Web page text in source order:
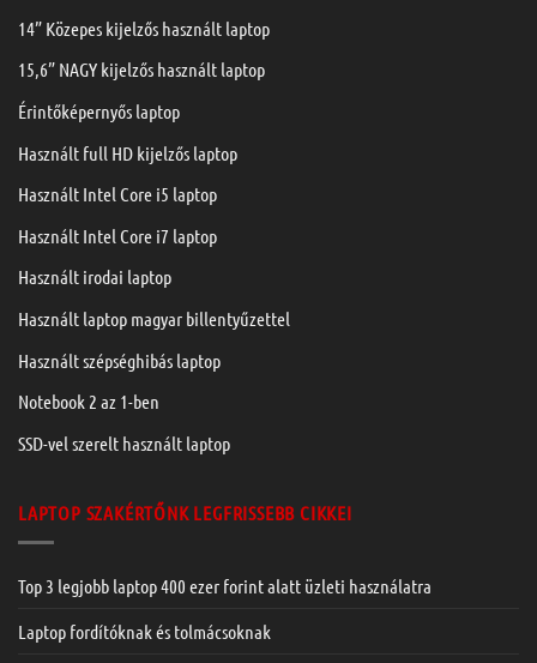
14” Közepes kijelzős használt laptop
15,6” NAGY kijelzős használt laptop
Érintőképernyős laptop
Használt full HD kijelzős laptop
Használt Intel Core i5 laptop
Használt Intel Core i7 laptop
Használt irodai laptop
Használt laptop magyar billentyűzettel
Használt szépséghibás laptop
Notebook 2 az 1-ben
SSD-vel szerelt használt laptop
LAPTOP SZAKÉRTŐNK LEGFRISSEBB CIKKEI
Top 3 legjobb laptop 400 ezer forint alatt üzleti használatra
Laptop fordítóknak és tolmácsoknak